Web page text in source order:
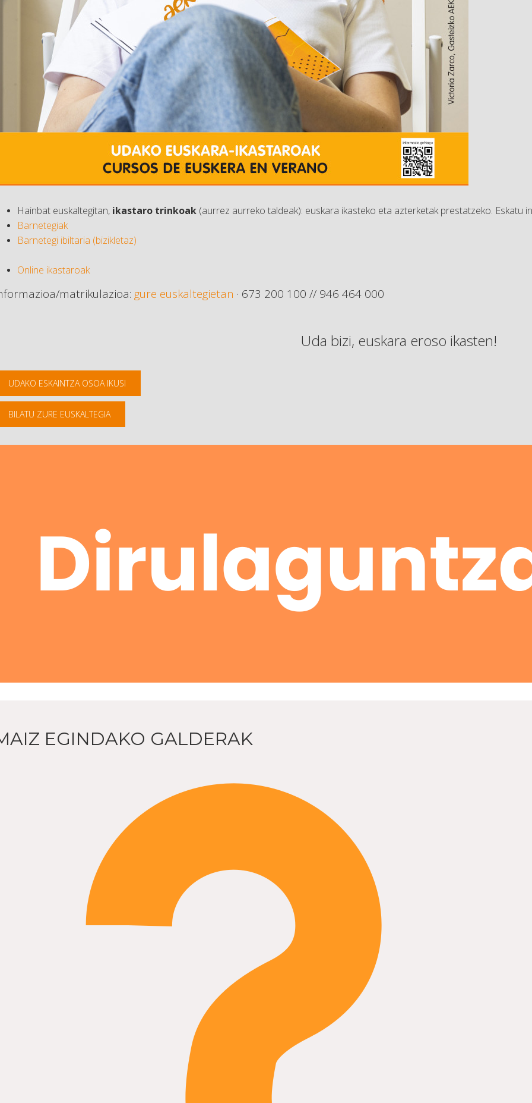
Hainbat euskaltegitan, ikastaro trinkoak (aurrez aurreko taldeak): euskara ikasteko eta azterketak prestatzeko. Eskatu
Barnetegiak
Barnetegi ibiltaria (bizikletaz)
Online ikastaroak
matrikulazioa: gure euskaltegietan · 673 200 100 // 946 464 000
Uda bizi, euskara eroso ikasten!
UDAKO ESKAINTZA OSOA IKUSI
BILATU ZURE EUSKALTEGIA
EGINDAKO GALDERAK